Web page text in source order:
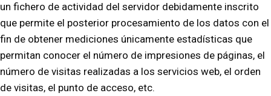
un fichero de actividad del servidor debidamente inscrito
que permite el posterior procesamiento de los datos con el
fin de obtener mediciones únicamente estadísticas que
permitan conocer el número de impresiones de páginas, el
número de visitas realizadas a los servicios web, el orden
de visitas, el punto de acceso, etc.